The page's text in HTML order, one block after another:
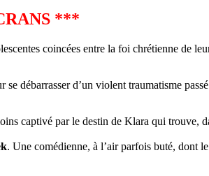
***
coincées entre la foi chrétienne de
d’un violent traumatisme
captivé par le destin de Klara qui trouve,
. Une comédienne, à l’air parfois buté, dont